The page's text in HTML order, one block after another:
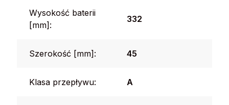
Wysokość baterii
[mm]:
332
Szerokość [mm]: 45
Klasa przepływu: A